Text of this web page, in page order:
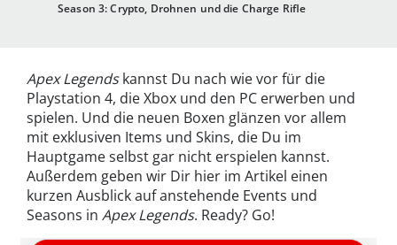
Season 3: Crypto, Drohnen und die Charge Rifle
Apex Legendskannst Du nach wie vor für die
Playstation 4, die Xbox und den PC erwerben und
spielen. Und die neuen Boxen glänzen vor allem
mit exklusiven Items und Skins, die Du im
Hauptgame selbst gar nicht erspielen kannst.
Außerdem geben wir Dir hier im Artikel einen
kurzen Ausblick auf anstehende Events und
Seasons in Apex Legends. Ready? Go!